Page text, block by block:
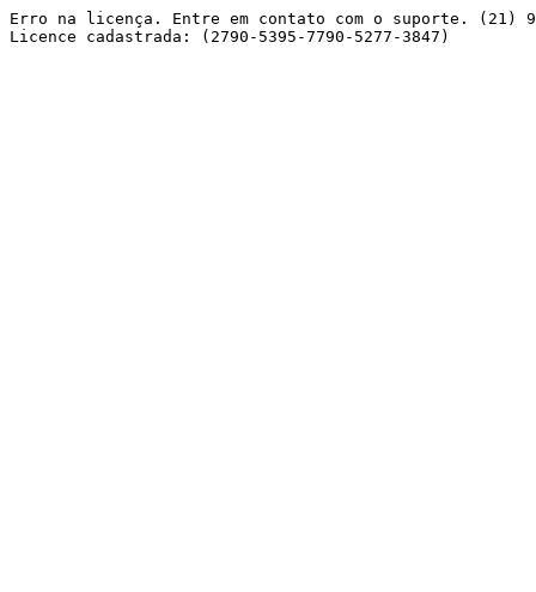
Erro na licença. Entre em contato com o suporte. (21)
Licence cadastrada: (2790-5395-7790-5277-3847)